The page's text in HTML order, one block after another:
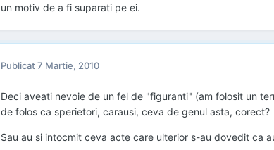
un motiv de a fi suparati pe ei.
Publicat7 Martie, 2010
Deci aveati nevoie de un fel de "figuranti" (am folosit un
de folos ca sperietori, carausi, ceva de genul asta, corect?
Sau au si intocmit ceva acte care ulterior s-au dovedit ca